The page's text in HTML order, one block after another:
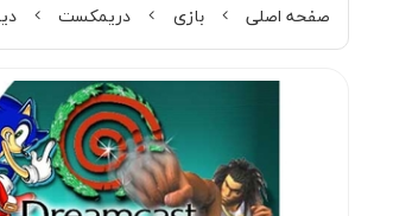
صفحه اصلی بازی دریمکست